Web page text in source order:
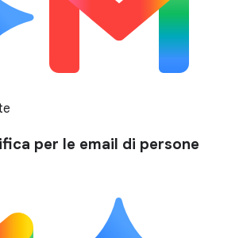
per le email di persone